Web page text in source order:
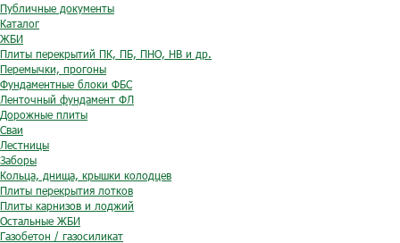
Публичные документы
Каталог
ЖБИ
Плиты перекрытий ПК, ПБ, ПНО, НВ и др.
Перемычки, прогоны
Фундаментные блоки ФБС
Ленточный фундамент ФЛ
Дорожные плиты
Сваи
Лестницы
Заборы
Кольца, днища, крышки колодцев
Плиты перекрытия лотков
Плиты карнизов и лоджий
Остальные ЖБИ
Газобетон / газосиликат